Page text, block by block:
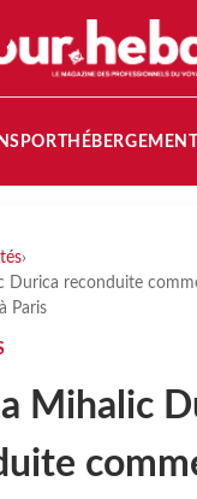
HÉBERGEMENT
›
Durica reconduite
Paris
Mihalic